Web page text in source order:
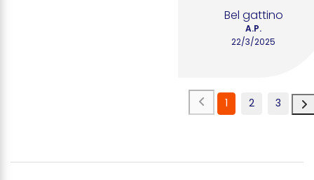
Bel gattino
22/3/2025
A.P.
1 2 3